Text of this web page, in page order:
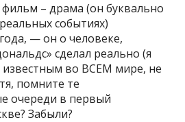
– драма (он буквально
событиях)
— он о человеке,
сделал реально (я
известным во ВСЕМ мире, не
помните те
очереди в первый
Забыли?